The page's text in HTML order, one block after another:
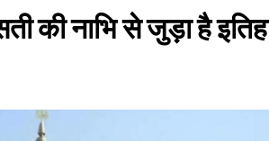
की नाभि से जुड़ा है